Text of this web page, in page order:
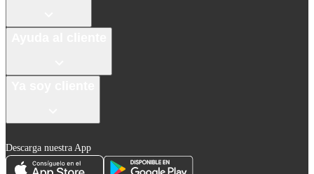
Descarga nuestra App